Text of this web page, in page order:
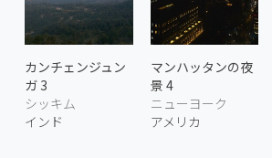
カンチェンジュン
ガ 3
シッキム
インド
マンハッタンの夜
景 4
ニューヨーク
アメリカ